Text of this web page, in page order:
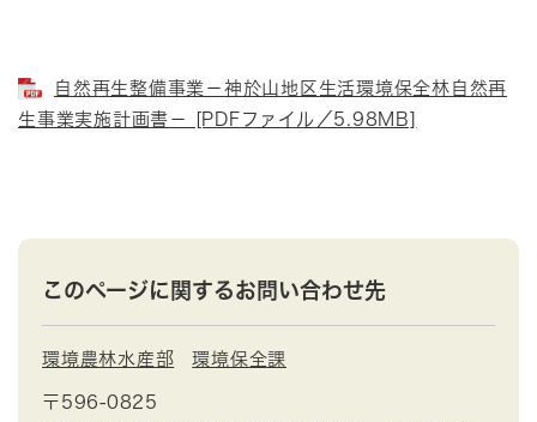
自然再生整備事業－神於山地区生活環境保全林自然再
生事業実施計画書－ [PDFファイル／5.98MB]
このページに関するお問い合わせ先
環境農林水産部 環境保全課
〒596-0825